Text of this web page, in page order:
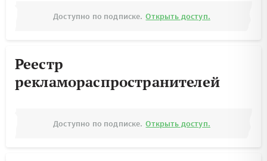
Доступно по подписке. Открыть доступ.
Реестр
рекламораспространителей
Доступно по подписке. Открыть доступ.